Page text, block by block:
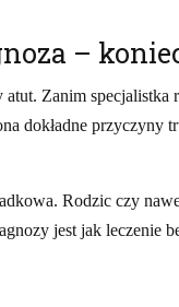
–
Zanim specjalistka
dokładne przyczyny
Rodzic czy
jest jak leczenie